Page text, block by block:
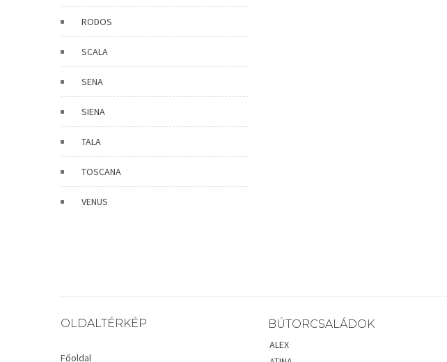
RODOS
SCALA
SENA
SIENA
TALA
TOSCANA
VENUS
BÚTORCSALÁDOK
OLDALTÉRKÉP
Főoldal
ALEX